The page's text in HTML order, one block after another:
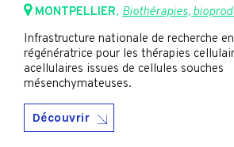
MONTPELLIER, Biothérapies,
Infrastructure nationale de recherche
régénératrice pour les thérapies
acellulaires issues de cellules souches
mésenchymateuses.
Découvrir